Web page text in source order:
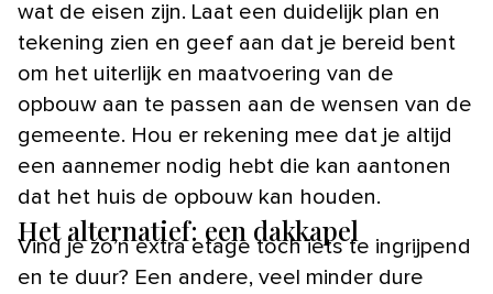
wat de eisen zijn. Laat een duidelijk plan en
tekening zien en geef aan dat je bereid bent
om het uiterlijk en maatvoering van de
opbouw aan te passen aan de wensen van de
gemeente. Hou er rekening mee dat je altijd
een aannemer nodig hebt die kan aantonen
dat het huis de opbouw kan houden.
Het alternatief: een dakkapel
Vind je zo’n extra etage toch iets te ingrijpend
en te duur? Een andere, veel minder dure